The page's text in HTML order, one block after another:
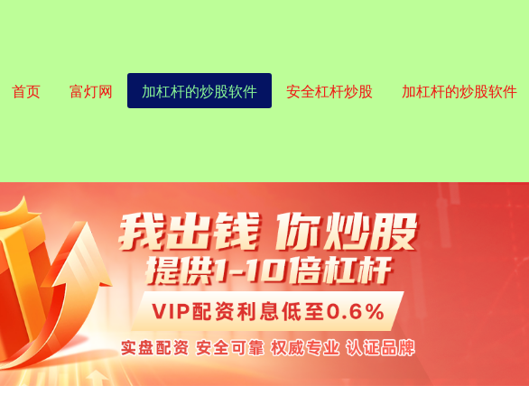
首页 富灯网 加杠杆的炒股软件 安全杠杆炒股 加杠杆的炒股软件